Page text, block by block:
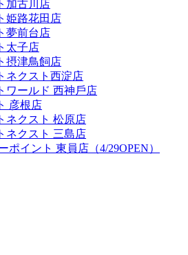
加古川店
姫路花田店
夢前台店
太子店
摂津鳥飼店
ネクスト西淀店
ワールド ⻄神戶店
彦根店
ネクスト 松原店
ネクスト 三島店
ポイント 東員店（4/29OPEN）